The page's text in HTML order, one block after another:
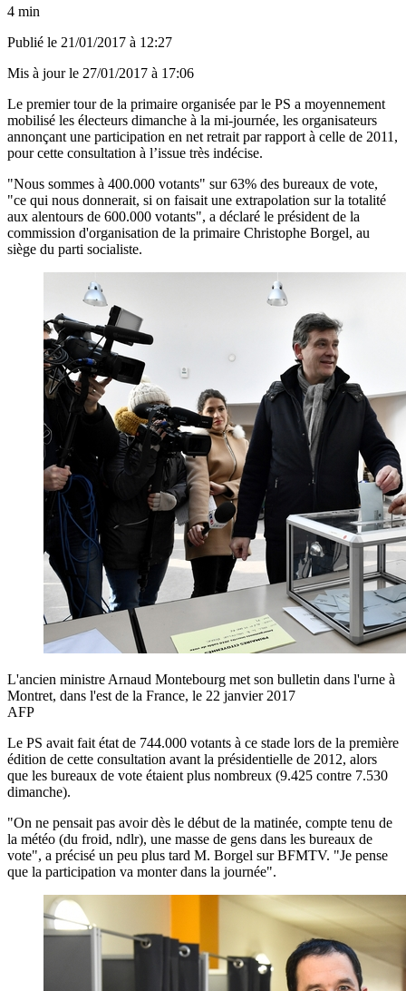
4 min
Publié le 21/01/2017 à 12:27
Mis à jour le 27/01/2017 à 17:06
Le premier tour de la primaire organisée par le PS a moyennement
mobilisé les électeurs dimanche à la mi-journée, les organisateurs
annonçant une participation en net retrait par rapport à celle de 2011,
pour cette consultation à l’issue très indécise.
"Nous sommes à 400.000 votants" sur 63% des bureaux de vote,
"ce qui nous donnerait, si on faisait une extrapolation sur la totalité
aux alentours de 600.000 votants", a déclaré le président de la
commission d'organisation de la primaire Christophe Borgel, au
siège du parti socialiste.
L'ancien ministre Arnaud Montebourg met son bulletin dans l'urne à
Montret, dans l'est de la France, le 22 janvier 2017
AFP
Le PS avait fait état de 744.000 votants à ce stade lors de la première
édition de cette consultation avant la présidentielle de 2012, alors
que les bureaux de vote étaient plus nombreux (9.425 contre 7.530
dimanche).
"On ne pensait pas avoir dès le début de la matinée, compte tenu de
la météo (du froid, ndlr), une masse de gens dans les bureaux de
vote", a précisé un peu plus tard M. Borgel sur BFMTV. "Je pense
que la participation va monter dans la journée".